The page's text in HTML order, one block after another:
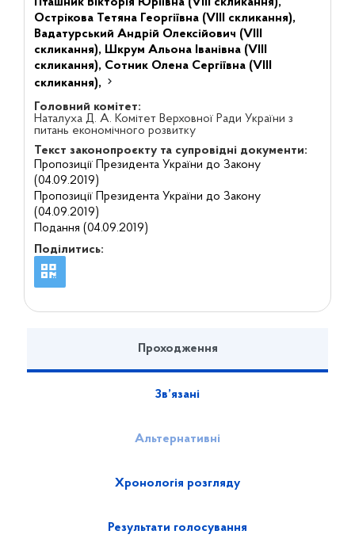
Острікова Тетяна Георгіївна (VIII скликання),
Вадатурський Андрій Олексійович (VIII
скликання), Шкрум Альона Іванівна (VIII
скликання), Сотник Олена Сергіївна (VIII
скликання),
Головний комітет:
Наталуха Д. А. Комітет Верховної Ради України з
питань економічного розвитку
Текст законопроєкту та супровідні документи:
Пропозиції Президента України до Закону
(04.09.2019)
Пропозиції Президента України до Закону
(04.09.2019)
Подання (04.09.2019)
Поділитись:
Проходження
Зв’язані
Альтернативні
Хронологія розгляду
Результати голосування